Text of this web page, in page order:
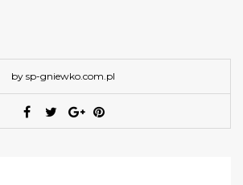
by sp-gniewko.com.pl